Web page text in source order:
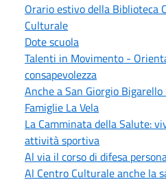
Orario estivo della Biblioteca
Culturale
Dote scuola
Talenti in Movimento -
consapevolezza
Anche a San Giorgio
Famiglie La Vela
La Camminata della Salute:
attività sportiva
Al via il corso di difesa
Al Centro Culturale anche la